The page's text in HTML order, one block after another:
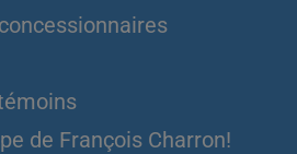
de François Charron!